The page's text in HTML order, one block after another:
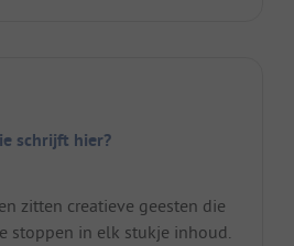
schrijft hier?
zitten creatieve geesten die
stoppen in elk stukje inhoud.